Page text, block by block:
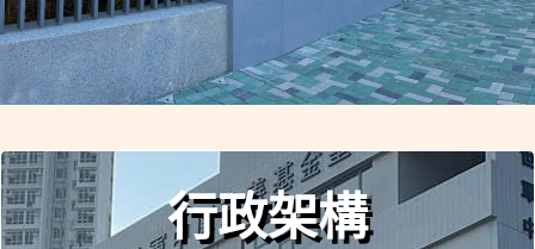
行政架構